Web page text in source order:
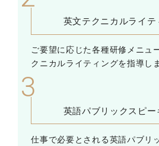
英文テクニカルライ
ご要望に応じた各種研修メニュ
クニカルライティングを指導し
英語パブリックスピ
仕事で必要とされる英語パブリ